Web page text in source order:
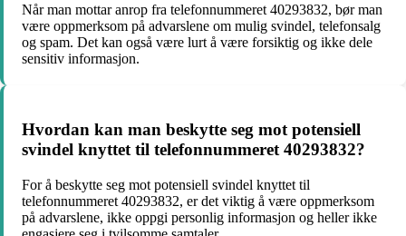
Når man mottar anrop fra telefonnummeret 40293832, bør man
være oppmerksom på advarslene om mulig svindel, telefonsalg
og spam. Det kan også være lurt å være forsiktig og ikke dele
sensitiv informasjon.
Hvordan kan man beskytte seg mot potensiell
svindel knyttet til telefonnummeret 40293832?
For å beskytte seg mot potensiell svindel knyttet til
telefonnummeret 40293832, er det viktig å være oppmerksom
på advarslene, ikke oppgi personlig informasjon og heller ikke